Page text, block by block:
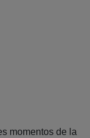
momentos de la